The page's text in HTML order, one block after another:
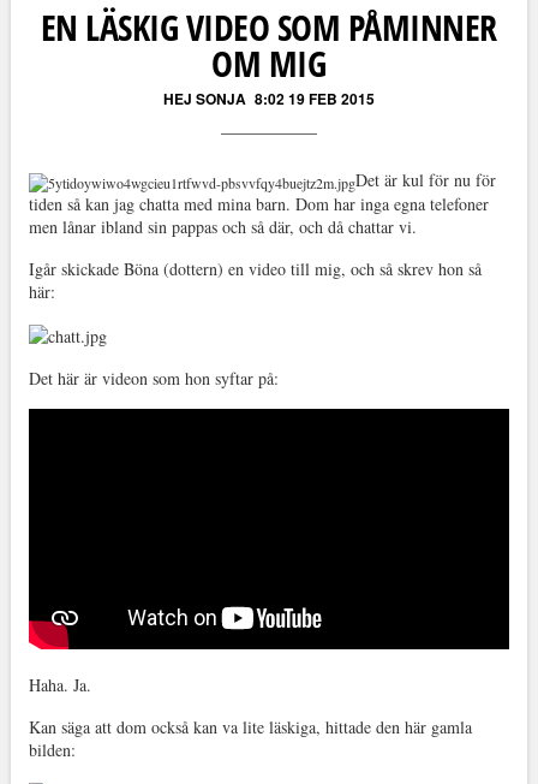
EN LÄSKIG VIDEO SOM PÅMINNER
OM MIG
HEJ SONJA 8:02 19 FEB 2015
Det är kul för nu för
tiden så kan jag chatta med mina barn. Dom har inga egna telefoner
men lånar ibland sin pappas och så där, och då chattar vi.
Igår skickade Böna (dottern) en video till mig, och så skrev hon så
här:
Det här är videon som hon syftar på:
Haha. Ja.
Kan säga att dom också kan va lite läskiga, hittade den här gamla
bilden: